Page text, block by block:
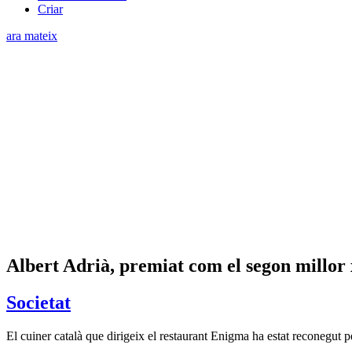
Criar
ara mateix
Albert Adrià, premiat com el segon millor
Societat
El cuiner català que dirigeix el restaurant Enigma ha estat reconegut